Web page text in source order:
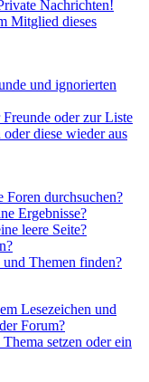
Nachrichten!
Mitglied dieses
und ignorierten
oder zur Liste
diese wieder aus
Foren durchsuchen?
Ergebnisse?
leere Seite?
Themen finden?
Lesezeichen und
Forum?
setzen oder ein